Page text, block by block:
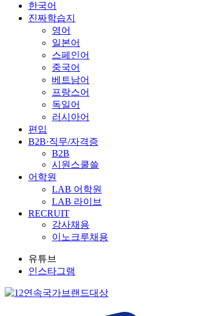
한국어
진짜학습지
영어
일본어
스페인어
중국어
베트남어
프랑스어
독일어
러시아어
편입
B2B·직무/자격증
B2B
시원스쿨쓸
어학원
LAB 어학원
LAB 라이브
RECRUIT
강사채용
이노크루채용
유튜브
인스타그램